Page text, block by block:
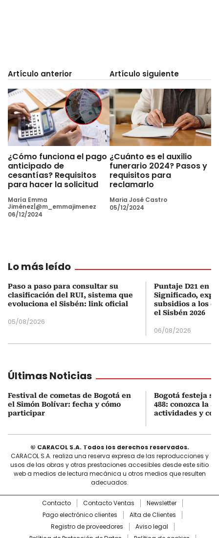
Artículo anterior
¿Cómo funciona el pago
anticipado de
cesantías? Requisitos
para hacer la solicitud
María Emma
Jiménez|@m_emmajimenez
06/12/2024
Artículo siguiente
¿Cuánto es el auxilio
funerario 2024? Pasos y
requisitos para
reclamarlo
Maria José Castro
05/12/2024
Lo más leído
Paso a paso para consultar su
clasificación del RUI, sistema que
evoluciona el Sisbén: link oficial
05/08/2026
Puntaje D21 en
Significado,
subsidios a los
el Sisbén 2026
06/08/2026
Últimas Noticias
Festival de cometas de Bogotá en
el Simón Bolívar: fecha y cómo
participar
Bogotá festeja
488: conozca la
actividades y
© CARACOL S.A. Todos los derechos reservados.
CARACOL S.A. realiza una reserva expresa de las reproducciones y
usos de las obras y otras prestaciones accesibles desde este sitio
web a medios de lectura mecánica u otros medios que resulten
adecuados.
Contacto Contacto Ventas
Newsletter
Pago electrónico clientes
Alta de Clientes
Registro de proveedores
Aviso legal